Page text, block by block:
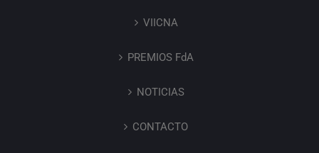
VIICNA
PREMIOS FdA
NOTICIAS
CONTACTO